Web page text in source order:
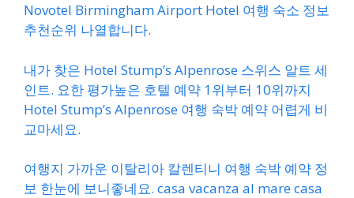
Novotel Birmingham Airport Hotel 여행 숙소 정보
추천순위 나열합니다.
내가 찾은 Hotel Stump’s Alpenrose 스위스 알트 세
인트. 요한 평가높은 호텔 예약 1위부터 10위까지
Hotel Stump’s Alpenrose 여행 숙박 예약 어렵게 비
교마세요.
여행지 가까운 이탈리아 칼렌티니 여행 숙박 예약 정
보 한눈에 보니좋네요. casa vacanza al mare casa